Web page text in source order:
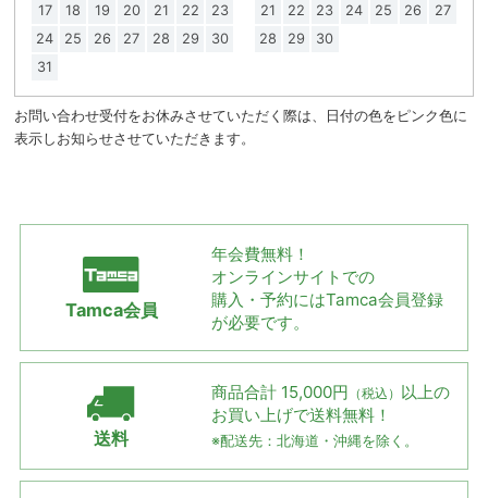
17
18 19 20 21 22
23
24
25 26 27 28 29
30
31
21
22 23 24 25 26
27
28
29 30
お問い合わせ受付をお休みさせていただく際は、日付の色をピンク色に
表示しお知らせさせていただきます。
Tamca会員
年会費無料！
オンラインサイトでの
購入・予約にはTamca会員登録
が必要です。
送料
商品合計 15,000円 （税込） 以上の
お買い上げで送料無料！
※配送先：北海道・沖縄を除く。